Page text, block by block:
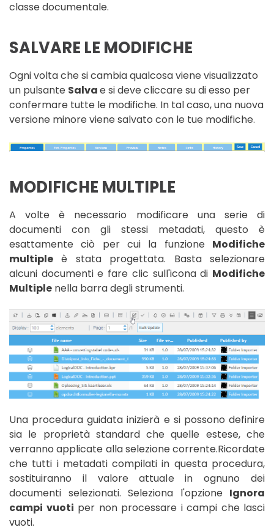
classe documentale.
SALVARE LE MODIFICHE
Ogni volta che si cambia qualcosa viene visualizzato
un pulsante Salvae si deve cliccare su di esso per
confermare tutte le modifiche. In tal caso, una nuova
versione minore viene salvato con le tue modifiche.
MODIFICHE MULTIPLE
A volte è necessario modificare una serie di
documenti con gli stessi metadati, questo è
esattamente ciò per cui la funzione Modifiche
multiple è stata progettata. Basta selezionare
alcuni documenti e fare clic sull'icona di Modifiche
Multiple nella barra degli strumenti.
Una procedura guidata inizierà e si possono definire
sia le proprietà standard che quelle estese, che
verranno applicate alla selezione corrente.Ricordate
che tutti i metadati compilati in questa procedura,
sostituiranno il valore attuale in ognuno dei
documenti selezionati. Seleziona l'opzione Ignora
campi vuoti per non processare i campi che lasci
vuoti.